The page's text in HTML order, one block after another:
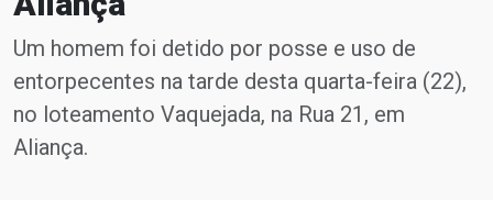
Um homem foi detido por posse e uso de
entorpecentes na tarde desta quarta-feira (22),
no loteamento Vaquejada, na Rua 21, em
Aliança.